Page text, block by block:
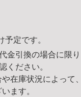
定です。
金引換の場合に限
ください。
在庫状況によって
ます。